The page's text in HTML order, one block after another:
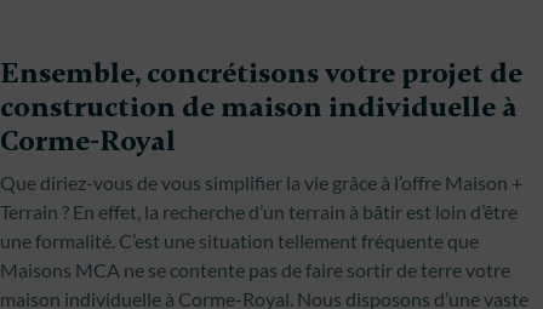
Ensemble, concrétisons votre projet de
construction de maison individuelle à
Corme-Royal
Que diriez-vous de vous simplifier la vie grâce à l’offre Maison +
Terrain ? En effet, la recherche d’un terrain à bâtir est loin d’être
une formalité. C’est une situation tellement fréquente que
Maisons MCA ne se contente pas de faire sortir de terre votre
maison individuelle à Corme-Royal. Nous disposons d’une vaste